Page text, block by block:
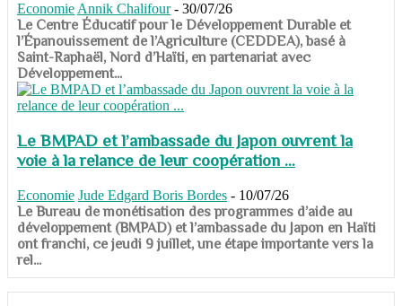
Economie Annik Chalifour - 30/07/26
​​​​​​​Le Centre Éducatif pour le Développement Durable et
l’Épanouissement de l’Agriculture (CEDDEA), basé à
Saint-Raphaël, Nord d’Haïti, en partenariat avec
Développement...
Le BMPAD et l’ambassade du Japon ouvrent la
voie à la relance de leur coopération ...
Economie Jude Edgard Boris Bordes - 10/07/26
​​​​​​​Le Bureau de monétisation des programmes d’aide au
développement (BMPAD) et l’ambassade du Japon en Haïti
ont franchi, ce jeudi 9 juillet, une étape importante vers la
rel...